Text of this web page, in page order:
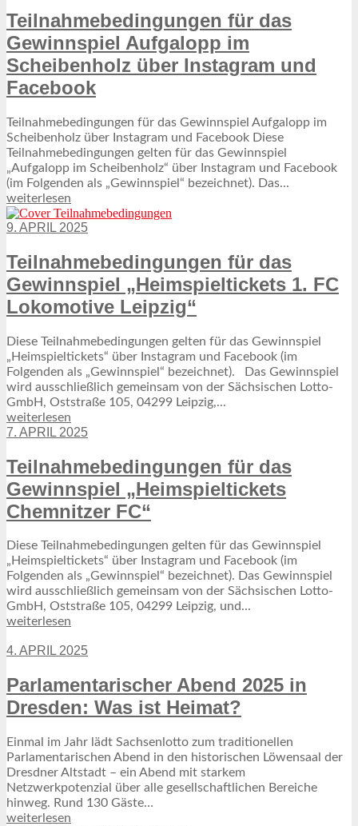
13. SEPTEMBER 2022
Daten & Fakten, Emotionen, Podcast, Über uns
Teilnahmebedingungen für das
Gewinnspiel Aufgalopp im
Scheibenholz über Instagram und
Facebook
Teilnahmebedingungen für das Gewinnspiel Aufgalopp im
Scheibenholz über Instagram und Facebook Diese
Teilnahmebedingungen gelten für das Gewinnspiel
„Aufgalopp im Scheibenholz“ über Instagram und Facebook
(im Folgenden als „Gewinnspiel“ bezeichnet). Das...
weiterlesen
9. APRIL 2025
Teilnahmebedingungen für das
Gewinnspiel „Heimspieltickets 1. FC
Lokomotive Leipzig“
Diese Teilnahmebedingungen gelten für das Gewinnspiel
„Heimspieltickets“ über Instagram und Facebook (im
Folgenden als „Gewinnspiel“ bezeichnet). Das Gewinnspiel
wird ausschließlich gemeinsam von der Sächsischen Lotto-
GmbH, Oststraße 105, 04299 Leipzig,...
weiterlesen
7. APRIL 2025
Teilnahmebedingungen für das
Gewinnspiel „Heimspieltickets
Chemnitzer FC“
Diese Teilnahmebedingungen gelten für das Gewinnspiel
„Heimspieltickets“ über Instagram und Facebook (im
Folgenden als „Gewinnspiel“ bezeichnet). Das Gewinnspiel
wird ausschließlich gemeinsam von der Sächsischen Lotto-
GmbH, Oststraße 105, 04299 Leipzig, und...
weiterlesen
4. APRIL 2025
Parlamentarischer Abend 2025 in
Dresden: Was ist Heimat?
Einmal im Jahr lädt Sachsenlotto zum traditionellen
Parlamentarischen Abend in den historischen Löwensaal der
Dresdner Altstadt – ein Abend mit starkem
Netzwerkpotenzial über alle gesellschaftlichen Bereiche
hinweg. Rund 130 Gäste…
weiterlesen